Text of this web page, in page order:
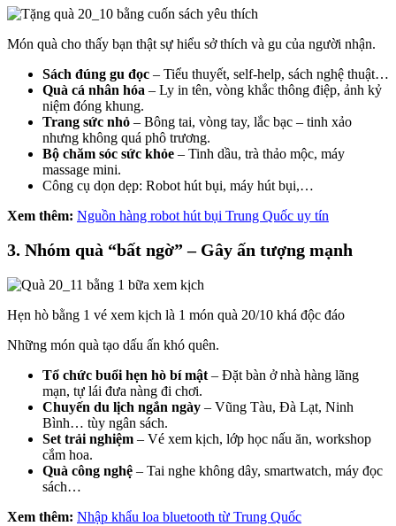
Món quà cho thấy bạn thật sự hiểu sở thích và gu của người nhận.
Sách đúng gu đọc – Tiểu thuyết, self-help, sách nghệ thuật…
Quà cá nhân hóa – Ly in tên, vòng khắc thông điệp, ảnh kỷ
niệm đóng khung.
Trang sức nhỏ – Bông tai, vòng tay, lắc bạc – tinh xảo
nhưng không quá phô trương.
Bộ chăm sóc sức khỏe – Tinh dầu, trà thảo mộc, máy
massage mini.
Công cụ dọn dẹp: Robot hút bụi, máy hút bụi,…
Xem thêm: Nguồn hàng robot hút bụi Trung Quốc uy tín
3. Nhóm quà “bất ngờ” – Gây ấn tượng mạnh
Hẹn hò bằng 1 vé xem kịch là 1 món quà 20/10 khá độc đáo
Những món quà tạo dấu ấn khó quên.
Tổ chức buổi hẹn hò bí mật – Đặt bàn ở nhà hàng lãng
mạn, tự lái đưa nàng đi chơi.
Chuyến du lịch ngắn ngày – Vũng Tàu, Đà Lạt, Ninh
Bình… tùy ngân sách.
Set trải nghiệm – Vé xem kịch, lớp học nấu ăn, workshop
cắm hoa.
Quà công nghệ – Tai nghe không dây, smartwatch, máy đọc
sách…
Xem thêm: Nhập khẩu loa bluetooth từ Trung Quốc